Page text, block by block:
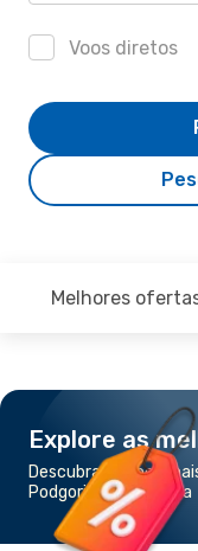
Voos diretos
Melhores
Explore as
Descubra os voos
Podgorica para Roma